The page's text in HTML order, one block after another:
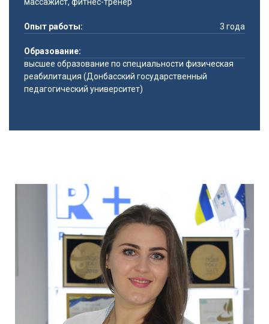
Опыт работы: 3 года
Образование:
высшее образование по специальности физическая
реабилитация (Донбасский государственный
педагогический университет)